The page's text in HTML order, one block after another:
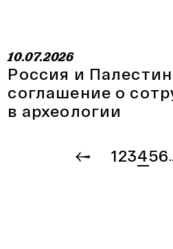
10.07.2026
Россия и
соглашение о
в археологии
123456